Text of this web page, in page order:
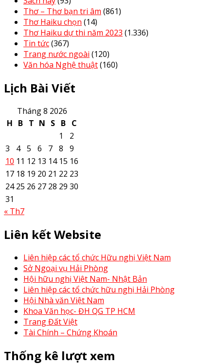
Thơ – Thơ bạn tri âm (861)
Thơ Haiku chọn (14)
Thơ Haiku dự thi năm 2023 (1.336)
Tin tức(367)
Trang nước ngoài (120)
Văn hóa Nghệ thuật(160)
Lịch Bài Viết
Tháng 8 2026
H B T N S B C
1
2
3
4 5 6 7 8
9
10 11 12 13 14 15 16
17 18 19 20 21 22 23
24 25 26 27 28 29 30
31
« Th7
Liên kết Website
Liên hiệp các tổ chức Hữu nghị Việt Nam
Sở Ngoại vụ Hải Phòng
Hội hữu nghị Việt Nam- Nhật Bản
Liên hiệp các tổ chức hữu nghị Hải Phòng
Hội Nhà văn Việt Nam
Khoa Văn học- ĐH QG TP HCM
Trang Đất Việt
Tài Chính – Chứng Khoán
Thống kê lượt xem